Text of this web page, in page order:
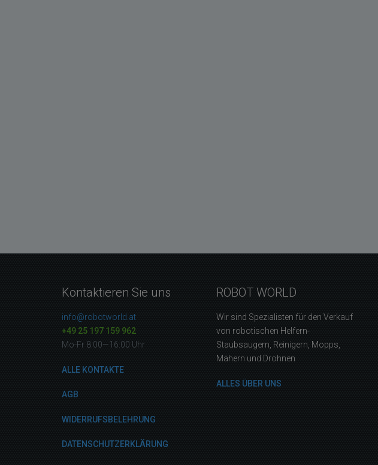
Kontaktieren Sie uns
info@robotworld.at
+49 25 197 159 962
Mo-Fr 8:00—16:00 Uhr
ALLE KONTAKTE
AGB
WIDERRUFSBELEHRUNG
DATENSCHUTZERKLÄRUNG
ROBOT WORLD
Wir sind Spezialisten für den Verkauf
von robotischen Helfern-
Staubsaugern, Reinigern, Mopps,
Mähern und Drohnen
ALLES ÜBER UNS